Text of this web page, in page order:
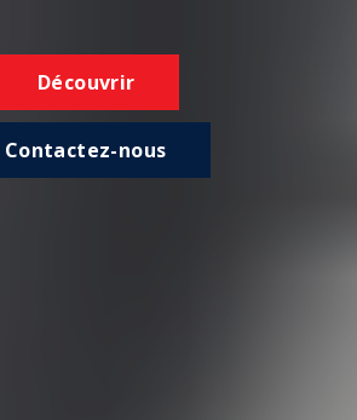
Découvrir
Contactez-nous